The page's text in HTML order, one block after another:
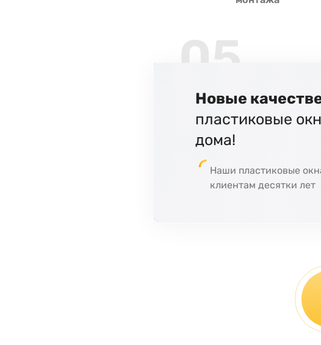
05
Новые
пластиковые
дома!
Наши пластиковые
клиентам десятки лет